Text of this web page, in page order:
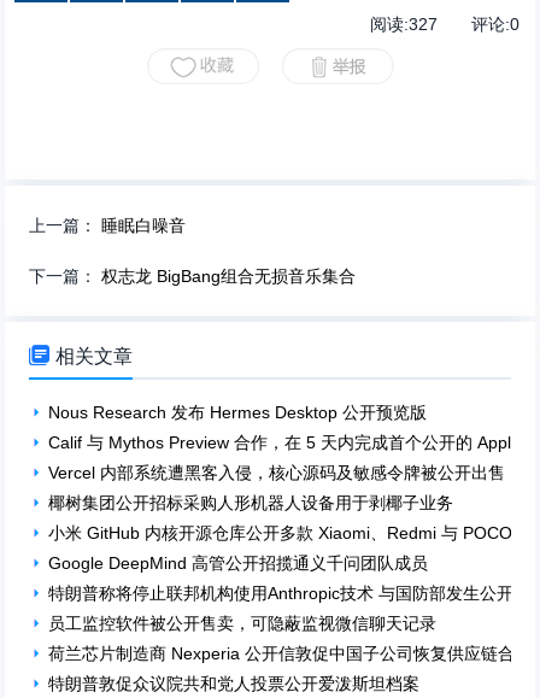
阅读:327 评论:0
上一篇： 睡眠白噪音
下一篇：权志龙 BigBang组合无损音乐集合
 相关文章
Nous Research 发布 Hermes Desktop 公开预览版
Calif 与 Mythos Preview 合作，在 5 天内完成首个公开的 Apple
Vercel 内部系统遭黑客入侵，核心源码及敏感令牌被公开出售
椰树集团公开招标采购人形机器人设备用于剥椰子业务
小米 GitHub 内核开源仓库公开多款 Xiaomi、Redmi 与 POCO 机
Google DeepMind 高管公开招揽通义千问团队成员
特朗普称将停止联邦机构使用Anthropic技术 与国防部发生公开冲
员工监控软件被公开售卖，可隐蔽监视微信聊天记录
荷兰芯片制造商 Nexperia 公开信敦促中国子公司恢复供应链合作
特朗普敦促众议院共和党人投票公开爱泼斯坦档案